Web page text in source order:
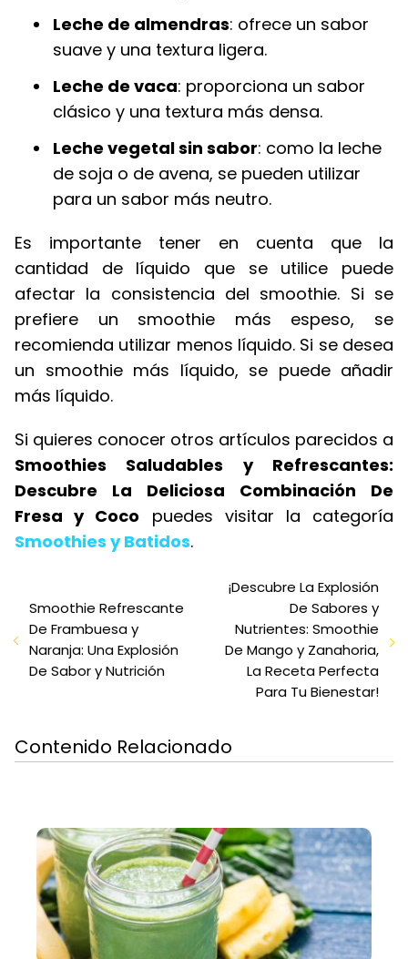
Leche de almendras: ofrece un sabor
suave y una textura ligera.
Leche de vaca: proporciona un sabor
clásico y una textura más densa.
Leche vegetal sin sabor: como la leche
de soja o de avena, se pueden utilizar
para un sabor más neutro.
Es importante tener en cuenta que la
cantidad de líquido que se utilice puede
afectar la consistencia del smoothie. Si se
prefiere un smoothie más espeso, se
recomienda utilizar menos líquido. Si se desea
un smoothie más líquido, se puede añadir
más líquido.
Si quieres conocer otros artículos parecidos a
Smoothies Saludables y Refrescantes:
Descubre La Deliciosa Combinación De
Fresa y Coco puedes visitar la categoría
Smoothies y Batidos.
Smoothie Refrescante
De Frambuesa y
Naranja: Una Explosión
De Sabor y Nutrición
¡Descubre La Explosión
De Sabores y
Nutrientes: Smoothie
De Mango y Zanahoria,
La Receta Perfecta
Para Tu Bienestar!
Contenido Relacionado